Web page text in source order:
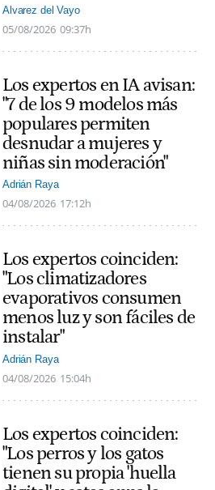
Alvarez del Vayo
05/08/2026 09:37h
Los expertos en IA avisan:
"7 de los 9 modelos más
populares permiten
desnudar a mujeres y
niñas sin moderación"
Adrián Raya
04/08/2026 17:12h
Los expertos coinciden:
"Los climatizadores
evaporativos consumen
menos luz y son fáciles de
instalar"
Adrián Raya
04/08/2026 15:04h
Los expertos coinciden:
"Los perros y los gatos
tienen su propia 'huella